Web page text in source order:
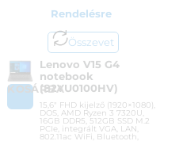
Rendelésre
Összevet
KOSÁRBA
Lenovo V15 G4
notebook
(82YU0100HV)
15,6″ FHD kijelző (1920×1080),
DOS, AMD Ryzen 3 7320U,
16GB DDR5, 512GB SSD M.2
PCIe, integrált VGA, LAN,
802.11ac WiFi, Bluetooth,